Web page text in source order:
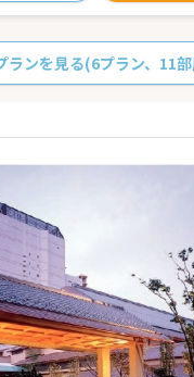
ランを見る(6プラン、11